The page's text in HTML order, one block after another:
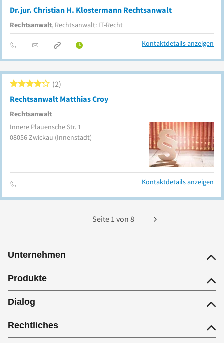
Dr.jur. Christian H. Klostermann Rechtsanwalt
Rechtsanwalt, Rechtsanwalt: IT-Recht
Kontaktdetails anzeigen
Rechtsanwalt Matthias Croy
Rechtsanwalt
2
Innere Plauensche Str. 1
08056Zwickau (Innenstadt)
Kontaktdetails anzeigen
Seite 1 von 8
Unternehmen
Produkte
Dialog
Rechtliches